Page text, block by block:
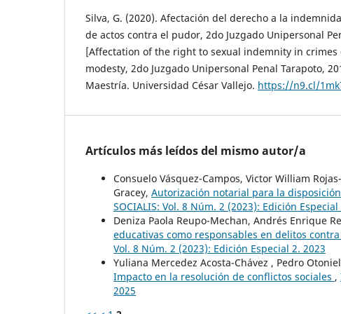
Silva, G. (2020). Afectación del derecho a la
de actos contra el pudor, 2do Juzgado Unipersonal
[Affectation of the right to sexual indemnity in crimes
modesty, 2do Juzgado Unipersonal Penal Tarapoto,
Maestría. Universidad César Vallejo. https://n9.cl/
Artículos más leídos del mismo autor/a
Consuelo Vásquez-Campos, Victor William
Gracey, Autorización notarial para la
SOCIALIS: Vol. 8 Núm. 2 (2023): Edición Especial
Deniza Paola Reupo-Mechan, Andrés Enrique
educativas como responsables en delitos
Vol. 8 Núm. 2 (2023): Edición Especial 2. 2023
Yuliana Mercedez Acosta-Chávez , Pedro
Impacto en la resolución de conflictos sociales ,
2025